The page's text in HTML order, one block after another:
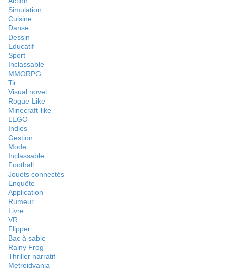
Simulation
Cuisine
Danse
Dessin
Educatif
Sport
Inclassable
MMORPG
Tir
Visual novel
Rogue-Like
Minecraft-like
LEGO
Indies
Gestion
Mode
Inclassable
Football
Jouets connectés
Enquête
Application
Rumeur
Livre
VR
Flipper
Bac à sable
Rainy Frog
Thriller narratif
Metroidvania